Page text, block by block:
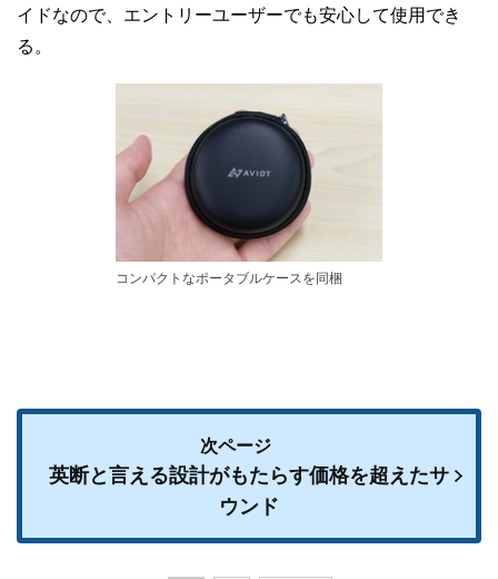
イドなので、エントリーユーザーでも安心して使用でき
る。
コンパクトなポータブルケースを同梱
次ページ
英断と言える設計がもたらす価格を超えたサ
ウンド